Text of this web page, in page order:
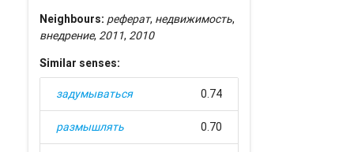
Neighbours: реферат, недвижимость,
внедрение, 2011, 2010
Similar senses:
задумываться 0.74
размышлять 0.70